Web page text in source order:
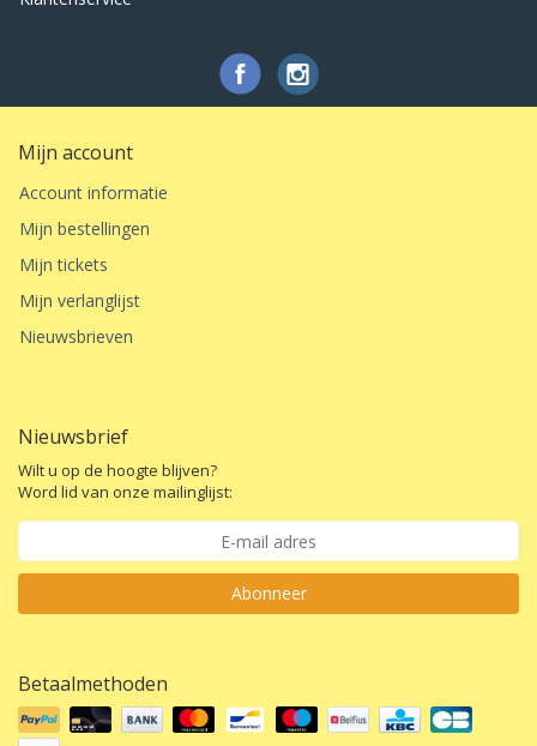
Mijn account
Account informatie
Mijn bestellingen
Mijn tickets
Mijn verlanglijst
Nieuwsbrieven
Nieuwsbrief
Wilt u op de hoogte blijven?
Word lid van onze mailinglijst:
Abonneer
Betaalmethoden